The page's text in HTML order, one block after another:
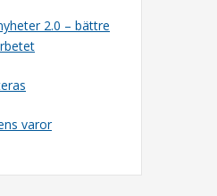
2.0 – bättre
varor